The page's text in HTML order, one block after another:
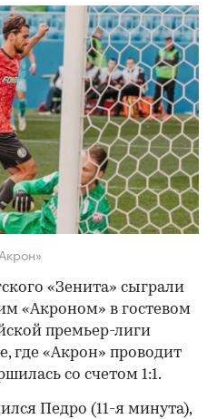
«Зенита» сыграли
«Акроном» в гостевом
премьер-лиги
где «Акрон» проводит
со счетом 1:1.
Педро (11-я минута),